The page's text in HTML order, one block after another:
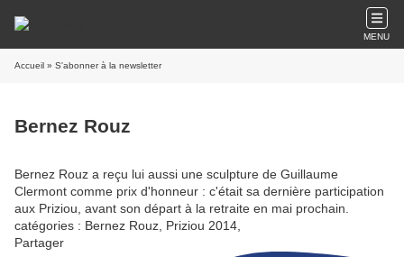
MENU
Accueil » S'abonner à la newsletter
Bernez Rouz
Bernez Rouz a reçu lui aussi une sculpture de Guillaume
Clermont comme prix d'honneur : c'était sa dernière participation
aux Priziou, avant son départ à la retraite en mai prochain.
catégories : Bernez Rouz, Priziou 2014,
Partager